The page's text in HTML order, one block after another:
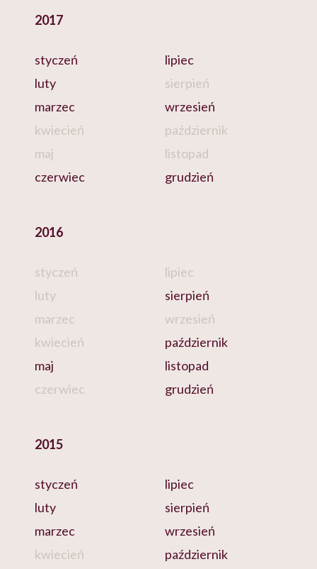
2017
styczeń
luty
marzec
kwiecień
maj
czerwiec
lipiec
sierpień
wrzesień
październik
listopad
grudzień
2016
styczeń
luty
marzec
kwiecień
maj
czerwiec
lipiec
sierpień
wrzesień
październik
listopad
grudzień
2015
styczeń
luty
marzec
kwiecień
lipiec
sierpień
wrzesień
październik